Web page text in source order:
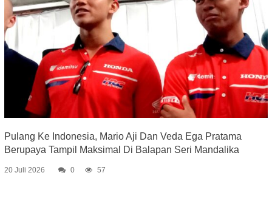
Pulang Ke Indonesia, Mario Aji Dan Veda Ega Pratama
Berupaya Tampil Maksimal Di Balapan Seri Mandalika
20 Juli 2026 0 57